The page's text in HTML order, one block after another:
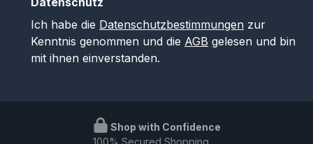
Ich habe die Datenschutzbestimmungen zur
Kenntnis genommen und die AGB gelesen und bin
mit ihnen einverstanden.
Shop with Confidence
100% Secured Shopping